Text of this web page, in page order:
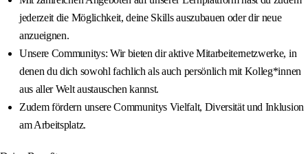
jederzeit die Möglichkeit, deine Skills auszubauen oder dir neue
anzueignen.
Unsere Communitys: Wir bieten dir aktive Mitarbeiternetzwerke, in
denen du dich sowohl fachlich als auch persönlich mit Kolleg*innen
aus aller Welt austauschen kannst.
Zudem fördern unsere Communitys Vielfalt, Diversität und Inklusion
am Arbeitsplatz.